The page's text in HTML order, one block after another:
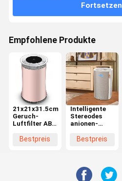
Fortsetzen
Empfohlene Produkte
21x21x31.5cm
Geruch-
Luftfilter ABS
Haupttischplattenluftreiniger
Bestpreis
Intelligente
Stereodes
anionen-
Raum-HEPA
PM2.5
Bestpreis